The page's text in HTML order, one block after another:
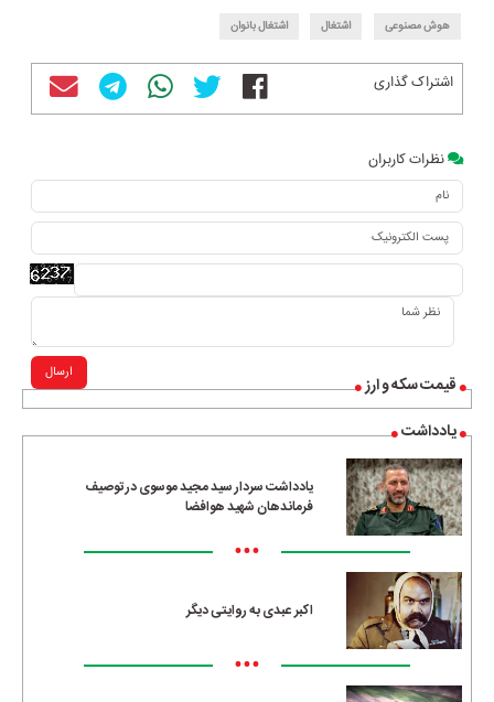
قیمت سکه و ارز
یادداشت
یادداشت سردار سید مجید موسوی در توصیف
فرماندهان شهید هوافضا
•••
اکبر عبدی به روایتی دیگر
•••
هوش مصنوعی اشتغال اشتغال بانوان
اشتراک گذاری
نظرات کاربران
ارسال